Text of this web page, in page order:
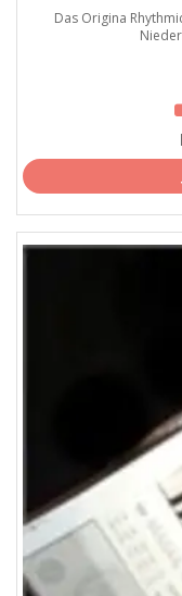
Das Origina